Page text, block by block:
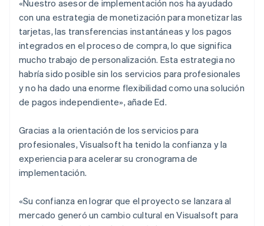
«Nuestro asesor de implementación nos ha ayudado
con una estrategia de monetización para monetizar las
tarjetas, las transferencias instantáneas y los pagos
integrados en el proceso de compra, lo que significa
mucho trabajo de personalización. Esta estrategia no
habría sido posible sin los servicios para profesionales
y no ha dado una enorme flexibilidad como una solución
de pagos independiente», añade Ed.
Gracias a la orientación de los servicios para
profesionales, Visualsoft ha tenido la confianza y la
experiencia para acelerar su cronograma de
implementación.
«Su confianza en lograr que el proyecto se lanzara al
mercado generó un cambio cultural en Visualsoft para